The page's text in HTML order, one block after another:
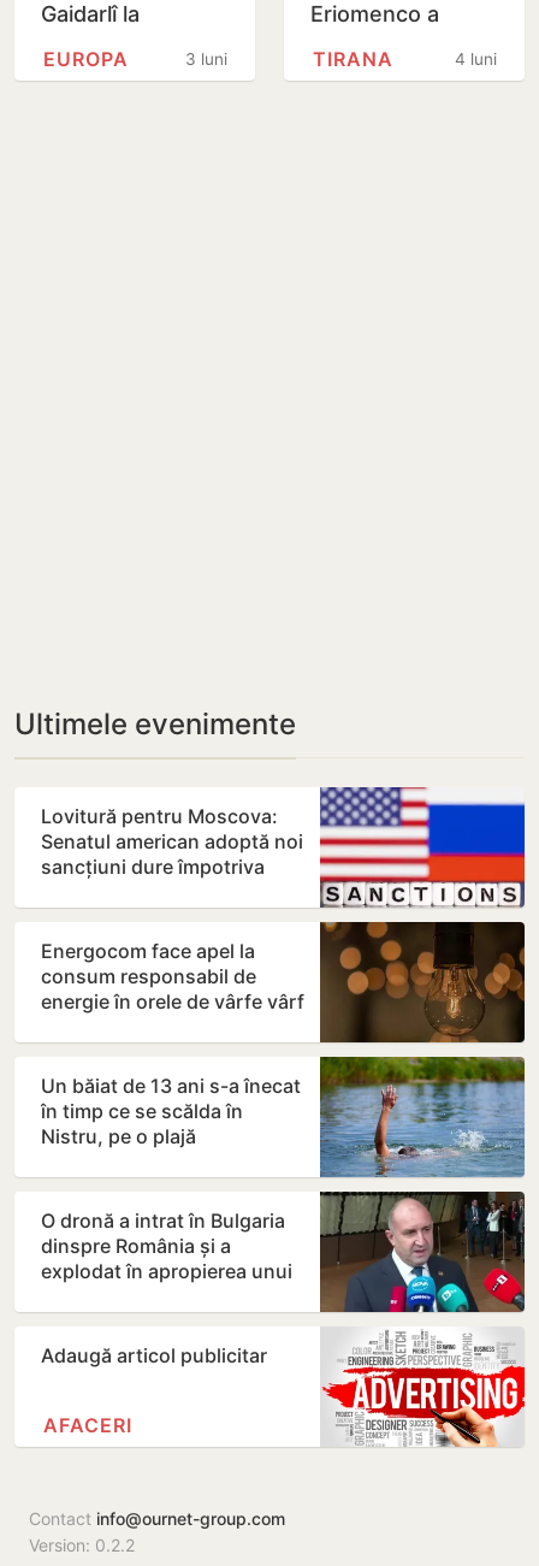
Gaidarlî la
European de
3 luni
EUROPA
Eriomenco a
vicecampion
4 luni
TIRANA
Ultimele evenimente
Lovitură pentru Moscova:
Senatul american adoptă noi
sancțiuni dure împotriva
Energocom face apel la
consum responsabil de
energie în orele de vârfe vârf
Un băiat de 13 ani s-a înecat
în timp ce se scălda în
Nistru, pe o plajă
O dronă a intrat în Bulgaria
dinspre România și a
explodat în apropierea unui
Adaugă articol publicitar
AFACERI
Contact info@ournet-group.com
Version: 0.2.2